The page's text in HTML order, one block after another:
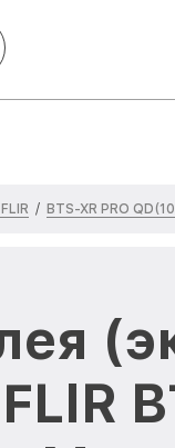
/ BTS-XR PRO